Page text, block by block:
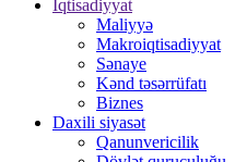
İqtisadiyyat
Maliyyə
Makroiqtisadiyyat
Sənaye
Kənd təsərrüfatı
Biznes
Daxili siyasət
Qanunvericilik